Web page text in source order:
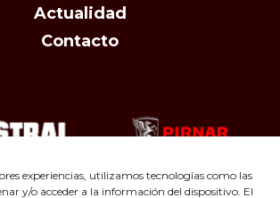
experiencias, utilizamos tecnologías como las
y/o acceder a la información del dispositivo. El
Actualidad
Contacto